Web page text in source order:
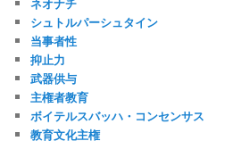
シュトルパーシュタイン
当事者性
抑止力
武器供与
主権者教育
ボイテルスバッハ・コンセンサス
教育文化主権